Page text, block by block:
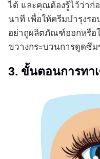
ได้ และคุณต้องรู้ไว้ว่าก่
นาที เพื่อให้ครีมบำรุงร
อย่าถูผลิตภัณฑ์ออกหรือ
ขวางกระบวนการดูดซึม
3. ขั้นตอนการทา